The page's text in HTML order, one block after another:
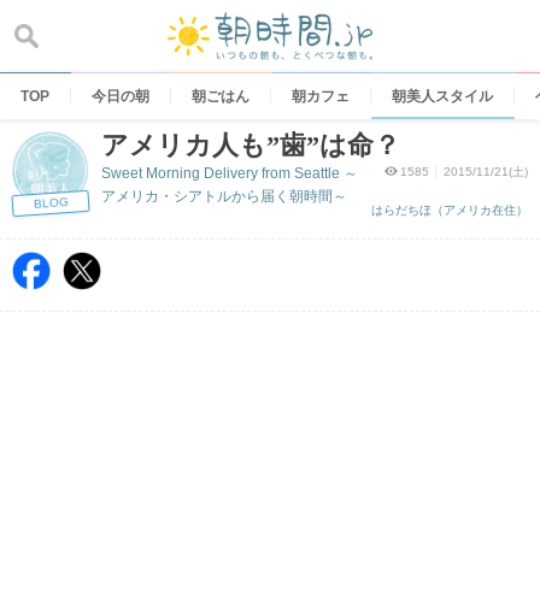
content
TOP 今日の朝 朝ごはん 朝カフェ 朝美人スタイル
BLOG
アメリカ人も”歯”は命？
1585 2015/11/21(土)
はらだちほ（アメリカ在住）
Sweet Morning Delivery from Seattle ～
アメリカ・シアトルから届く朝時間～